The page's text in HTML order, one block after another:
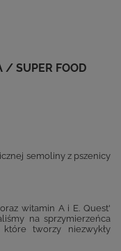
/ SUPER FOOD
semoliny z pszenicy
witamin A i E. Quest'
na sprzymierzeńca
które tworzy niezwykły